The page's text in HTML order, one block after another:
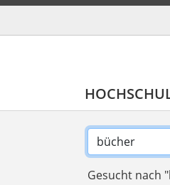
Gesucht nach